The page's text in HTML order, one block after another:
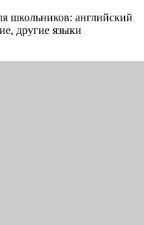
школьников: английский
другие языки